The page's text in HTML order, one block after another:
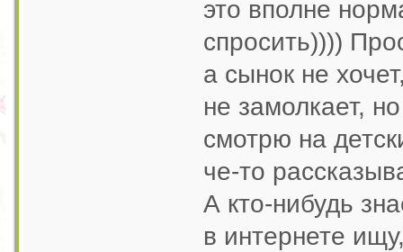
это вполне
спросить))))
а сынок не
не замолкает,
смотрю на
че-то
А кто-нибудь
в интернете